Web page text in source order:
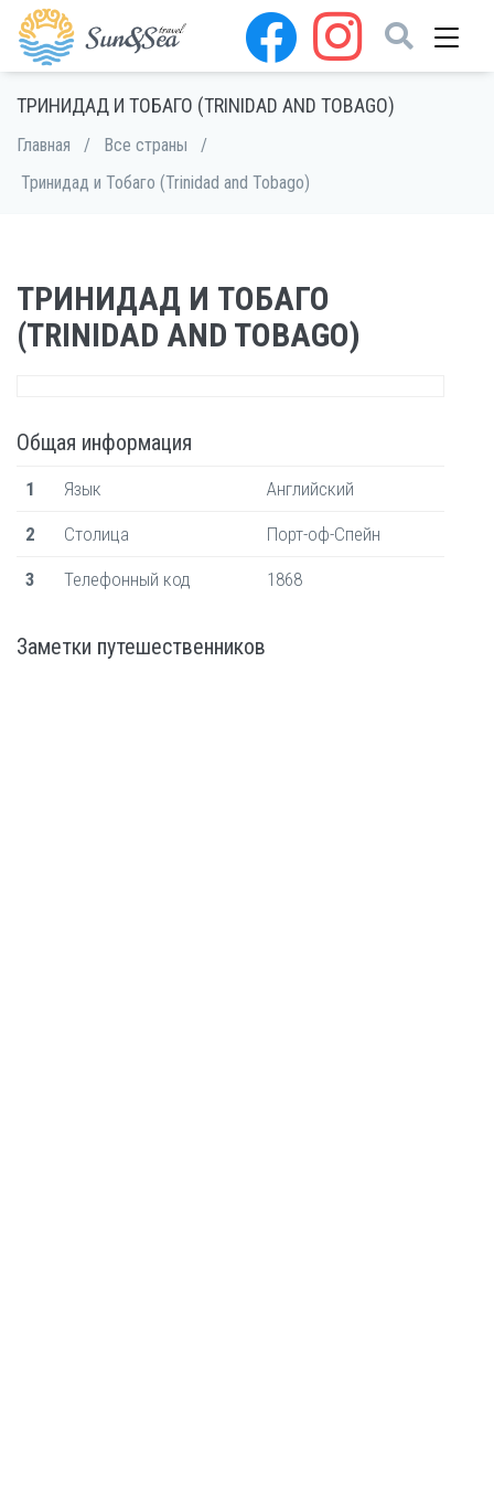
ТРИНИДАД И ТОБАГО (TRINIDAD AND TOBAGO)
Главная / Все страны
/
Тринидад и Тобаго (Trinidad and Tobago)
ТРИНИДАД И ТОБАГО
(TRINIDAD AND TOBAGO)
Общая информация
1 Язык Английский
2 Столица Порт-оф-Спейн
3 Телефонный код 1868
Заметки путешественников